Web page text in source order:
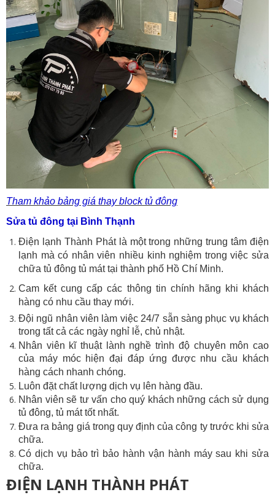
Tham khảo bảng giá thay block tủ đông
Sửa tủ đông tại Bình Thạnh
Điện lạnh Thành Phát là một trong những trung tâm điện
lạnh mà có nhân viên nhiều kinh nghiệm trong việc sửa
chữa tủ đông tủ mát tại thành phố Hồ Chí Minh.
Cam kết cung cấp các thông tin chính hãng khi khách
hàng có nhu cầu thay mới.
Đội ngũ nhân viên làm việc 24/7 sẵn sàng phục vụ khách
trong tất cả các ngày nghỉ lễ, chủ nhật.
Nhân viên kĩ thuật lành nghề trình độ chuyên môn cao
của máy móc hiện đại đáp ứng được nhu cầu khách
hàng cách nhanh chóng.
Luôn đặt chất lượng dịch vụ lên hàng đầu.
Nhân viên sẽ tư vấn cho quý khách những cách sử dụng
tủ đông, tủ mát tốt nhất.
Đưa ra bảng giá trong quy định của công ty trước khi sửa
chữa.
Có dịch vụ bảo trì bảo hành vận hành máy sau khi sửa
chữa.
ĐIỆN LẠNH THÀNH PHÁT